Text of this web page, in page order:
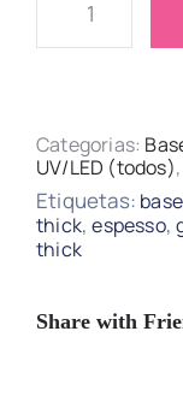
Categorias:
UV/LED (todos),
Etiquetas:
thick,espesso,
thick
Share with